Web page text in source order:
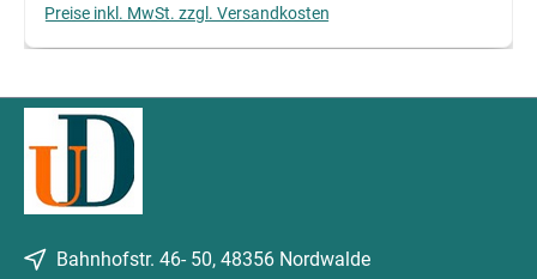
Preise inkl. MwSt. zzgl. Versandkosten
Bahnhofstr. 46- 50, 48356 Nordwalde